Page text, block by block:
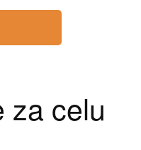
za celu